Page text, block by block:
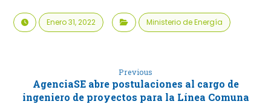
Enero 31, 2022 Ministerio de Energía
Previous
AgenciaSE abre postulaciones al cargo de
ingeniero de proyectos para la Línea Comuna